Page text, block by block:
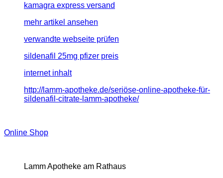
kamagra express versand
mehr artikel ansehen
verwandte webseite prüfen
sildenafil 25mg pfizer preis
internet inhalt
http://lamm-apotheke.de/seriöse-online-apotheke-für-
sildenafil-citrate-lamm-apotheke/
Online Shop
Lamm Apotheke am Rathaus